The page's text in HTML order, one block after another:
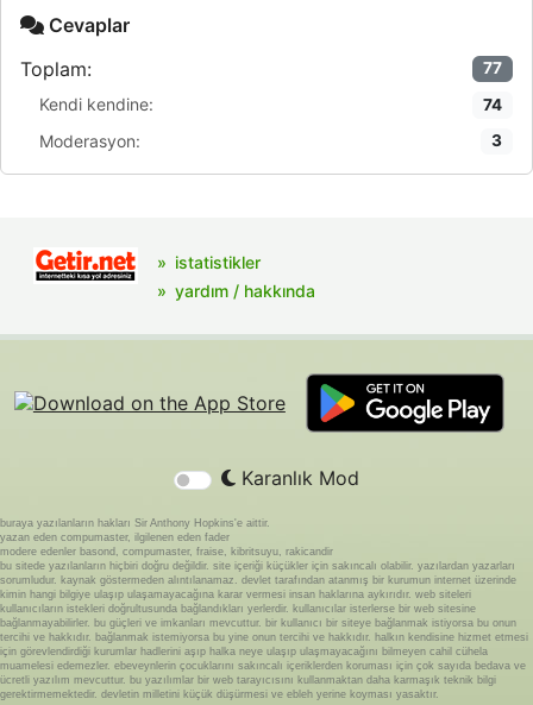
Cevaplar
Toplam:
77
Kendi kendine: 74
Moderasyon: 3
istatistikler
yardım / hakkında
Karanlık Mod
buraya yazılanların hakları Sir Anthony Hopkins'e aittir.
yazan eden compumaster, ilgilenen eden fader
modere edenler basond, compumaster, fraise, kibritsuyu, rakicandir
bu sitede yazılanların hiçbiri doğru değildir. site içeriği küçükler için sakıncalı olabilir. yazılardan yazarları
sorumludur. kaynak göstermeden alıntılanamaz. devlet tarafından atanmış bir kurumun internet üzerinde
kimin hangi bilgiye ulaşıp ulaşamayacağına karar vermesi insan haklarına aykırıdır. web siteleri
kullanıcıların istekleri doğrultusunda bağlandıkları yerlerdir. kullanıcılar isterlerse bir web sitesine
bağlanmayabilirler. bu güçleri ve imkanları mevcuttur. bir kullanıcı bir siteye bağlanmak istiyorsa bu onun
tercihi ve hakkıdır. bağlanmak istemiyorsa bu yine onun tercihi ve hakkıdır. halkın kendisine hizmet etmesi
için görevlendirdiği kurumlar hadlerini aşıp halka neye ulaşıp ulaşmayacağını bilmeyen cahil cühela
muamelesi edemezler. ebeveynlerin çocuklarını sakıncalı içeriklerden koruması için çok sayıda bedava ve
ücretli yazılım mevcuttur. bu yazılımlar bir web tarayıcısını kullanmaktan daha karmaşık teknik bilgi
gerektirmemektedir. devletin milletini küçük düşürmesi ve ebleh yerine koyması yasaktır.